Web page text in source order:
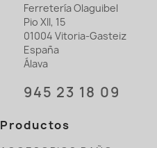
Ferretería Olaguibel
Pio XII, 15
01004 Vitoria-Gasteiz
España
Álava
945 23 18 09
Productos